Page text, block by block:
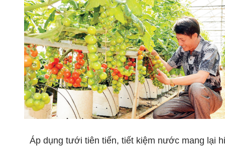
Áp dụng tưới tiên tiến, tiết kiệm nước mang lại